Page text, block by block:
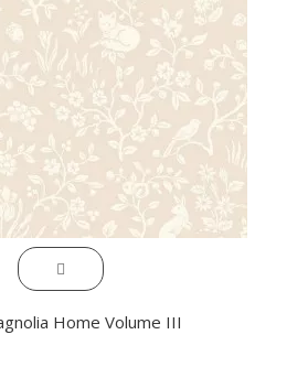
Home Volume III